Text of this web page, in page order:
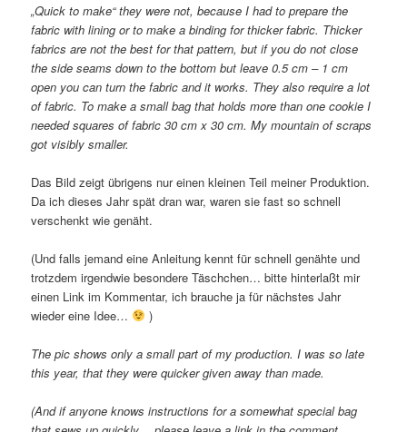
„Quick to make“ they were not, because I had to prepare the
fabric with lining or to make a binding for thicker fabric. Thicker
fabrics are not the best for that pattern, but if you do not close
the side seams down to the bottom but leave 0.5 cm – 1 cm
open you can turn the fabric and it works. They also require a lot
of fabric. To make a small bag that holds more than one cookie I
needed squares of fabric 30 cm x 30 cm. My mountain of scraps
got visibly smaller.
Das Bild zeigt übrigens nur einen kleinen Teil meiner Produktion.
Da ich dieses Jahr spät dran war, waren sie fast so schnell
verschenkt wie genäht.
(Und falls jemand eine Anleitung kennt für schnell genähte und
trotzdem irgendwie besondere Täschchen… bitte hinterlaßt mir
einen Link im Kommentar, ich brauche ja für nächstes Jahr
wieder eine Idee…
)
The pic shows only a small part of my production. I was so late
this year, that they were quicker given away than made.
(And if anyone knows instructions for a somewhat special bag